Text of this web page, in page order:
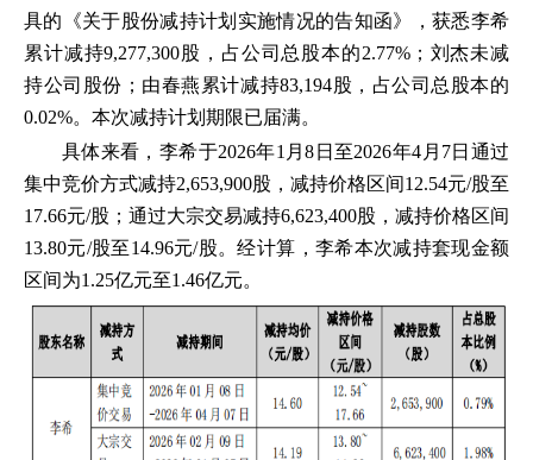
具的《关于股份减持计划实施情况的告知函》，获悉李希
累计减持9,277,300股，占公司总股本的2.77%；刘杰未减
持公司股份；由春燕累计减持83,194股，占公司总股本的
0.02%。本次减持计划期限已届满。
具体来看，李希于2026年1月8日至2026年4月7日通过
集中竞价方式减持2,653,900股，减持价格区间12.54元/股至
17.66元/股；通过大宗交易减持6,623,400股，减持价格区间
13.80元/股至14.96元/股。经计算，李希本次减持套现金额
区间为1.25亿元至1.46亿元。